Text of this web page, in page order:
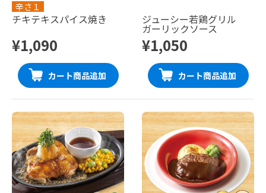
辛さ１
チキテキスパイス焼き
¥1,090
カート商品追加
ジューシー若鶏グリル
ガーリックソース
¥1,050
カート商品追加